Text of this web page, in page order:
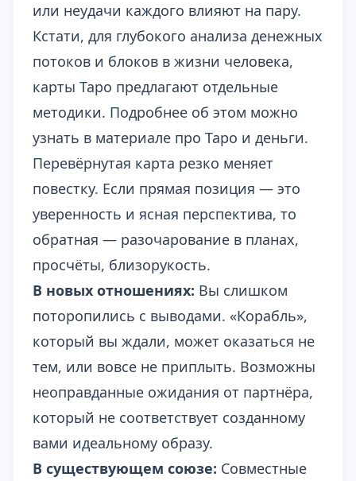
или неудачи каждого влияют на пару.
Кстати, для глубокого анализа денежных
потоков и блоков в жизни человека,
карты Таро предлагают отдельные
методики. Подробнее об этом можно
узнать в материале про Таро и деньги.
Перевёрнутая карта резко меняет
повестку. Если прямая позиция — это
уверенность и ясная перспектива, то
обратная — разочарование в планах,
просчёты, близорукость.
В новых отношениях: Вы слишком
поторопились с выводами. «Корабль»,
который вы ждали, может оказаться не
тем, или вовсе не приплыть. Возможны
неоправданные ожидания от партнёра,
который не соответствует созданному
вами идеальному образу.
В существующем союзе: Совместные